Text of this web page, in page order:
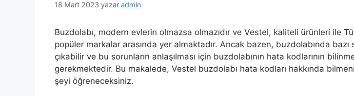
18 Mart 2023 yazar admin
Buzdolabı, modern evlerin olmazsa olmazıdır ve Vestel, kaliteli ürünleri ile
popüler markalar arasında yer almaktadır. Ancak bazen, buzdolabında bazı
çıkabilir ve bu sorunların anlaşılması için buzdolabının hata kodlarının
gerekmektedir. Bu makalede, Vestel buzdolabı hata kodları hakkında
şeyi öğreneceksiniz.